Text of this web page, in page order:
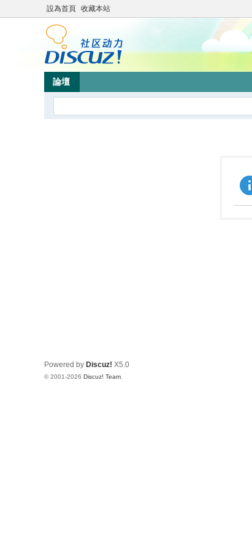
設為首頁 收藏本站
論壇
Powered by Discuz! X5.0
© 2001-2026 Discuz! Team